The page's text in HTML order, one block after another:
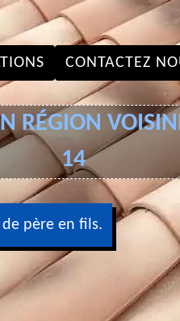
CONTACTEZ
RÉGION
14
père en fils.